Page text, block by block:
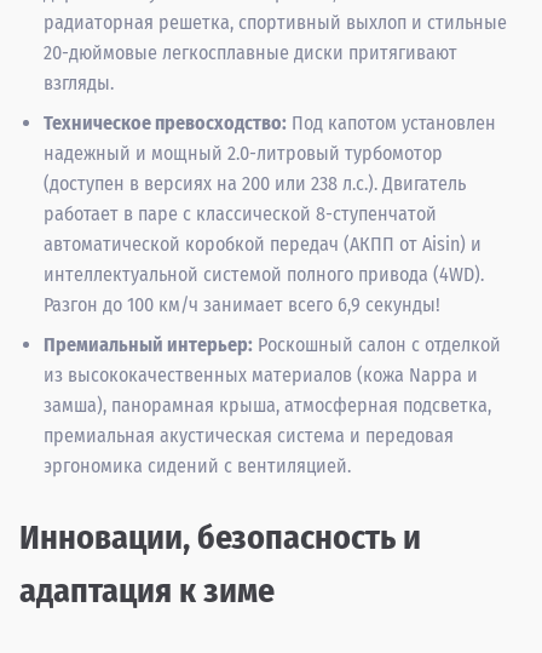
радиаторная решетка, спортивный выхлоп и стильные
20-дюймовые легкосплавные диски притягивают
взгляды.
Техническое превосходство: Под капотом установлен
надежный и мощный 2.0-литровый турбомотор
(доступен в версиях на 200 или 238 л.с.). Двигатель
работает в паре с классической 8-ступенчатой
автоматической коробкой передач (АКПП от Aisin) и
интеллектуальной системой полного привода (4WD).
Разгон до 100 км/ч занимает всего 6,9 секунды!
Премиальный интерьер: Роскошный салон с отделкой
из высококачественных материалов (кожа Nappa и
замша), панорамная крыша, атмосферная подсветка,
премиальная акустическая система и передовая
эргономика сидений с вентиляцией.
Инновации, безопасность и
адаптация к зиме